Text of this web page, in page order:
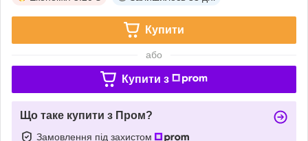
Купити
або
Купити з
Що таке купити з Пром?
Замовлення під захистом